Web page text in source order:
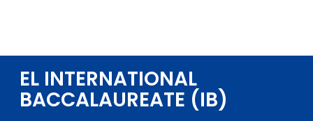
EL INTERNATIONAL
BACCALAUREATE (IB)